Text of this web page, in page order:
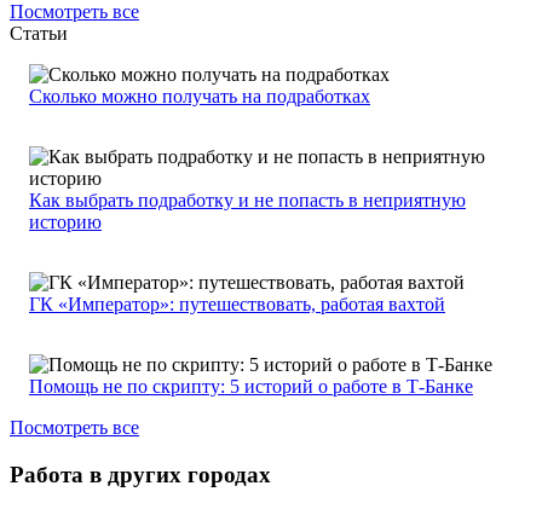
Посмотреть все
Статьи
Сколько можно получать на подработках
Как выбрать подработку и не попасть в неприятную
историю
ГК «Император»: путешествовать, работая вахтой
Помощь не по скрипту: 5 историй о работе в Т-Банке
Посмотреть все
Работа в других городах